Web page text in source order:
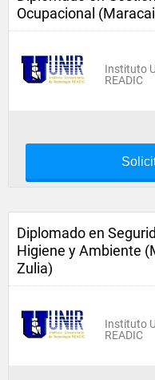
Ocupacional
Instituto
READIC
Diplomado en
Higiene y Ambiente
Zulia)
Instituto
READIC